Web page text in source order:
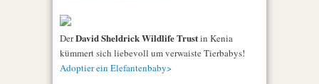
DerDavid Sheldrick Wildlife Trustin Kenia
kümmert sich liebevoll um verwaiste Tierbabys!
Adoptier ein Elefantenbaby>